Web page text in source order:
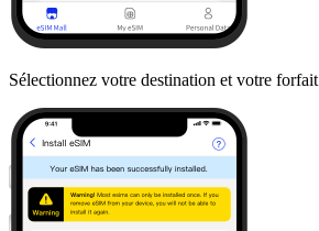
Sélectionnez votre destination et votre forfait